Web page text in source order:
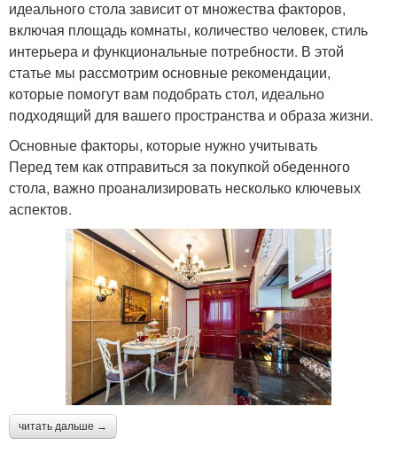
идеального стола зависит от множества факторов,
включая площадь комнаты, количество человек, стиль
интерьера и функциональные потребности. В этой
статье мы рассмотрим основные рекомендации,
которые помогут вам подобрать стол, идеально
подходящий для вашего пространства и образа жизни.
Основные факторы, которые нужно учитывать
Перед тем как отправиться за покупкой обеденного
стола, важно проанализировать несколько ключевых
аспектов.
читать дальше →